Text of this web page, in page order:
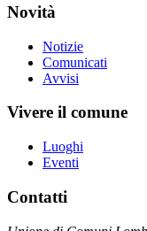
Novità
Notizie
Comunicati
Avvisi
Vivere il comune
Luoghi
Eventi
Contatti